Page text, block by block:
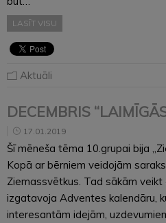
LASĪT VISU
Aktuāli
DECEMBRIS
17.01.2019
Šī mēneša tēma 10.grupai bija
Kopā ar bērniem veidojām
Ziemassvētkus. Tad sākām
izgatavoja Adventes kalendāru,
interesantām idejām,